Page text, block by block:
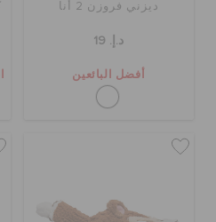
ديزني فروزن 2 أنا
د.إ. 19
أفضل البائعين